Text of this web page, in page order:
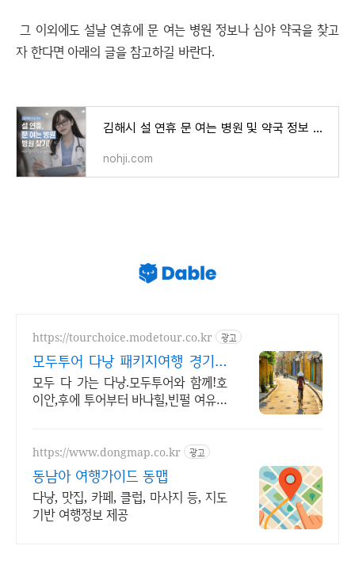
그 이외에도 설날 연휴에 문 여는 병원 정보나 심야 약국을 찾고
자 한다면 아래의 글을 참고하길 바란다.
김해시 설 연휴 문 여는 병원 및 약국 정보 총정리
nohji.com
https://tourchoice.modetour.co.kr 광고
모두투어 다낭 패키지여행 경기도
다낭시 아직 못가봄?
모두 다 가는 다낭.모두투어와 함께!호
이안,후에 투어부터 바나힐,빈펄 여유일
여행코스
https://www.dongmap.co.kr 광고
동남아 여행가이드 동맵
다낭, 맛집, 카페, 클럽, 마사지 등, 지도
기반 여행정보 제공